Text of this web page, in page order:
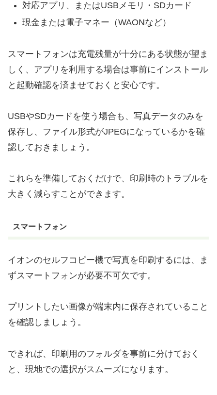
対応アプリ、またはUSBメモリ・SDカード
現金または電子マネー（WAONなど）
スマートフォンは充電残量が十分にある状態が望ま
しく、アプリを利用する場合は事前にインストール
と起動確認を済ませておくと安心です。
USBやSDカードを使う場合も、写真データのみを
保存し、ファイル形式がJPEGになっているかを確
認しておきましょう。
これらを準備しておくだけで、印刷時のトラブルを
大きく減らすことができます。
スマートフォン
イオンのセルフコピー機で写真を印刷するには、ま
ずスマートフォンが必要不可欠です。
プリントしたい画像が端末内に保存されていること
を確認しましょう。
できれば、印刷用のフォルダを事前に分けておく
と、現地での選択がスムーズになります。